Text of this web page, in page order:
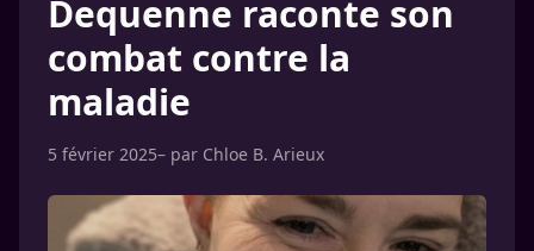
Dequenne raconte son
combat contre la
maladie
5 février 2025– par Chloe B. Arieux